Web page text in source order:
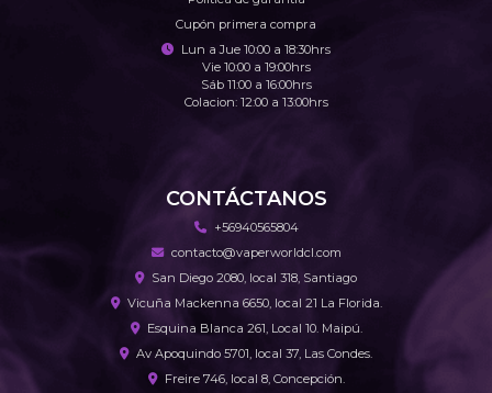
Cupón primera compra
Lun a Jue 10:00 a 18:30hrs
Vie 10:00 a 19:00hrs
Sáb 11:00 a 16:00hrs
Colacion: 12:00 a 13:00hrs
CONTÁCTANOS
+56940565804
contacto@vaperworldcl.com
San Diego 2080, local 318, Santiago
Vicuña Mackenna 6650, local 21 La Florida.
Esquina Blanca 261, Local 10. Maipú.
Av Apoquindo 5701, local 37, Las Condes.
Freire 746, local 8, Concepción.